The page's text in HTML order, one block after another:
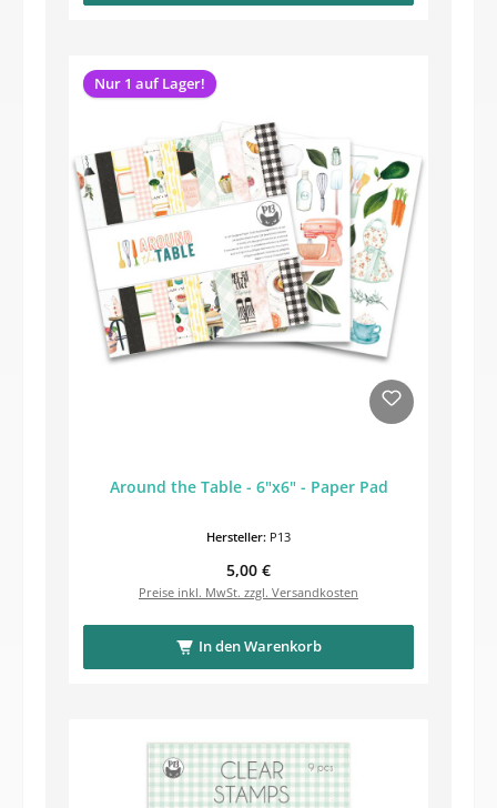
Nur 1 auf Lager!
Around the Table - 6"x6" - Paper Pad
Hersteller: P13
Regulärer Preis:
5,00 €
Preise inkl. MwSt. zzgl. Versandkosten
In den Warenkorb